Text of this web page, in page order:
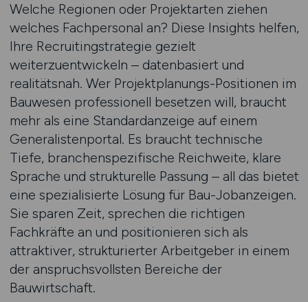
Welche Regionen oder Projektarten ziehen
welches Fachpersonal an? Diese Insights helfen,
Ihre Recruitingstrategie gezielt
weiterzuentwickeln – datenbasiert und
realitätsnah. Wer Projektplanungs-Positionen im
Bauwesen professionell besetzen will, braucht
mehr als eine Standardanzeige auf einem
Generalistenportal. Es braucht technische
Tiefe, branchenspezifische Reichweite, klare
Sprache und strukturelle Passung – all das bietet
eine spezialisierte Lösung für Bau-Jobanzeigen.
Sie sparen Zeit, sprechen die richtigen
Fachkräfte an und positionieren sich als
attraktiver, strukturierter Arbeitgeber in einem
der anspruchsvollsten Bereiche der
Bauwirtschaft.